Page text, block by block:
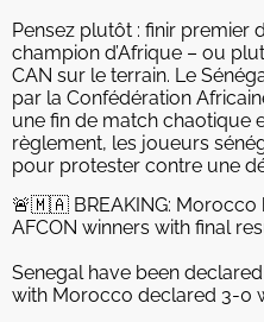
Pensez plutôt : finir premier
champion d’Afrique – ou
CAN sur le terrain. Le
par la Confédération
une fin de match chaotique
règlement, les joueurs
pour protester contre une
🚨🇲🇦 BREAKING: Morocco
AFCON winners with final
Senegal have been
with Morocco declared 3-0